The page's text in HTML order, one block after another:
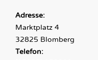
Adresse:
Marktplatz 4
32825 Blomberg
Telefon: